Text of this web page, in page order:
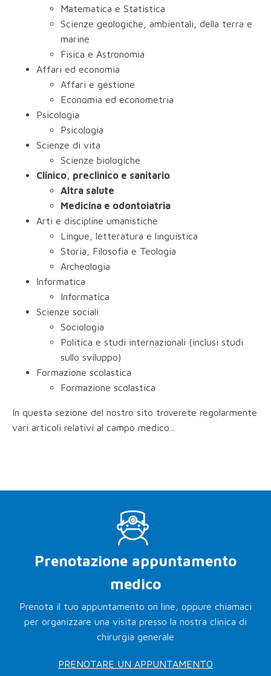
Matematica e Statistica
Scienze geologiche, ambientali, della terra e
marine
Fisica e Astronomia
Affari ed economia
Affari e gestione
Economia ed econometria
Psicologia
Psicologia
Scienze di vita
Scienze biologiche
Clinico, preclinico e sanitario
Altra salute
Medicina e odontoiatria
Arti e discipline umanistiche
Lingue, letteratura e linguistica
Storia, Filosofia e Teologia
Archeologia
Informatica
Informatica
Scienze sociali
Sociologia
Politica e studi internazionali (inclusi studi
sullo sviluppo)
Formazione scolastica
Formazione scolastica
In questa sezione del nostro sito troverete regolarmente
vari articoli relativi al campo medico...
Prenotazione appuntamento
medico
Prenota il tuo appuntamento on line, oppure chiamaci
per organizzare una visita presso la nostra clinica di
chirurgia generale
PRENOTARE UN APPUNTAMENTO